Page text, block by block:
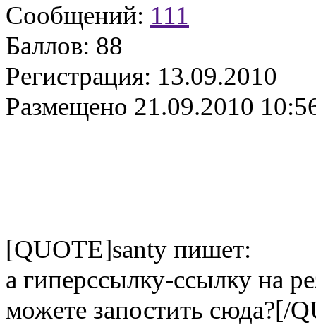
Сообщений: 111
Баллов: 88
Регистрация: 13.09.2010
Размещено 21.09.2010
[QUOTE]santy пишет:
а гиперссылку-ссылку на
можете запостить сюда?[/